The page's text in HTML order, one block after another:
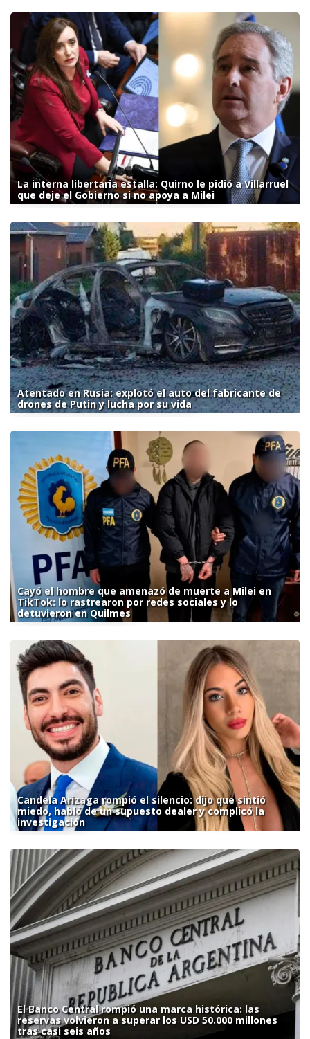
La interna libertaria estalla: Quirno le pidió a Villarruel
que deje el Gobierno si no apoya a Milei
Atentado en Rusia: explotó el auto del fabricante de
drones de Putin y lucha por su vida
Cayó el hombre que amenazó de muerte a Milei en
TikTok: lo rastrearon por redes sociales y lo
detuvieron en Quilmes
Candela Arizaga rompió el silencio: dijo que sintió
miedo, habló de un supuesto dealer y complicó la
investigación
El Banco Central rompió una marca histórica: las
reservas volvieron a superar los USD 50.000 millones
tras casi seis años